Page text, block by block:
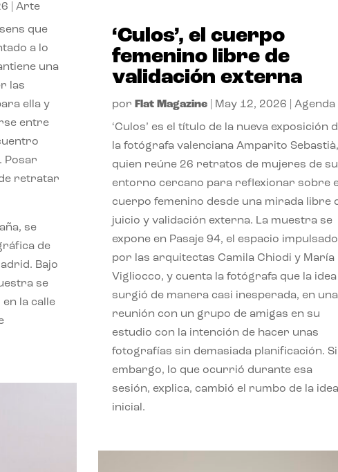
|Arte
que
a lo
una
las
ella y
entre
Posar
retratar
se
de
Bajo
se
la calle
‘Culos’, el cuerpo
femenino libre de
validación externa
por Flat Magazine| May 12, 2026 Agenda
‘Culos’ es el título de la nueva exposición
la fotógrafa valenciana Amparito Sebastià,
quien reúne 26 retratos de mujeres de su
entorno cercano para reflexionar sobre
cuerpo femenino desde una mirada libre
juicio y validación externa. La muestra se
expone en Pasaje 94, el espacio impulsado
por las arquitectas Camila Chiodi y María
Vigliocco, y cuenta la fotógrafa que la idea
surgió de manera casi inesperada, en una
reunión con un grupo de amigas en su
estudio con la intención de hacer unas
fotografías sin demasiada planificación.
embargo, lo que ocurrió durante esa
sesión, explica, cambió el rumbo de la idea
inicial.